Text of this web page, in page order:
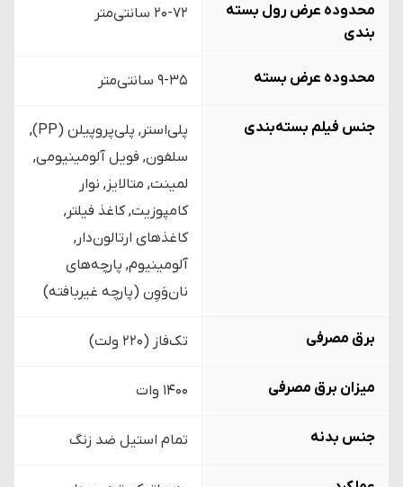
محدوده عرض رول بسته
بندی
20-72 سانتی‌متر
محدوده عرض بسته 9-35 سانتی‌متر
جنس فیلم بسته‌بندی
پلی‌استر, پلی‌پروپیلن (PP),
سلفون, فویل آلومینیومی,
لمینت, متالایز, نوار
کامپوزیت, کاغذ فیلتر,
کاغذهای ارتالون‌دار,
آلومینیوم, پارچه‌های
نان‌وَوِن (پارچه غیربافته)
برق مصرفی تک‌فاز (220 ولت)
میزان برق مصرفی 1400 وات
جنس بدنه تمام استیل ضد زنگ